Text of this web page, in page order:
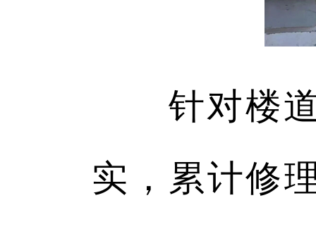
针对楼道
实，累计修